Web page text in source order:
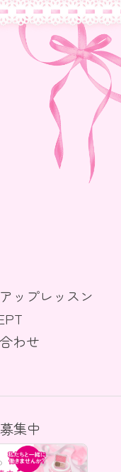
ップレッスン
わせ
集中